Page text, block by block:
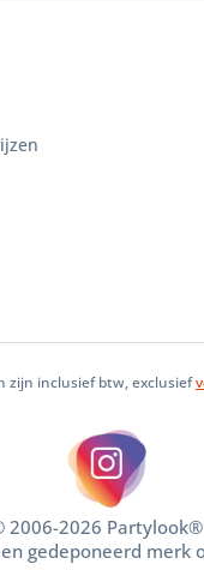
zijn inclusief btw, exclusief
2006-2026
gedeponeerd merk